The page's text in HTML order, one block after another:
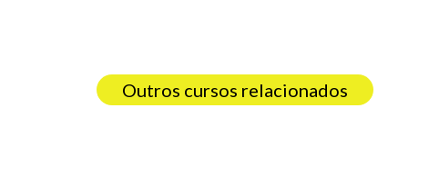
Outros cursos relacionados